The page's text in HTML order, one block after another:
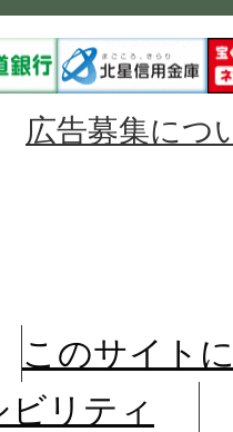
広告募集につ
このサイト
リティ